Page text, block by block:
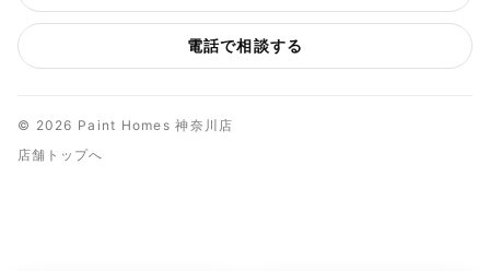
電話で相談する
© 2026 Paint Homes 神奈川店
店舗トップへ